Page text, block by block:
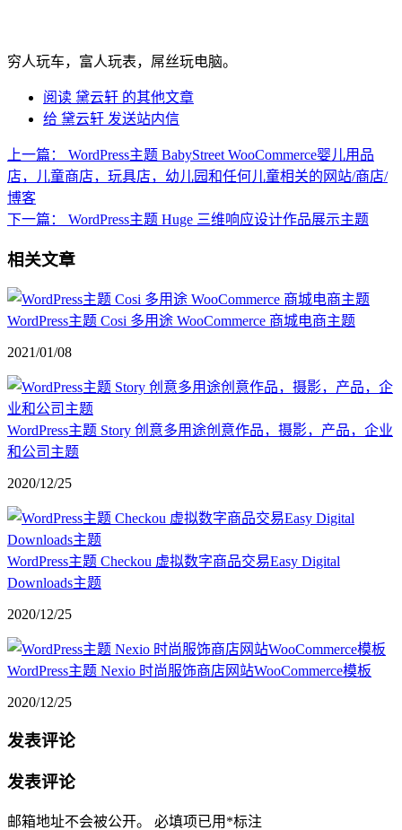
穷人玩车，富人玩表，屌丝玩电脑。
阅读 黛云轩 的其他文章
给 黛云轩 发送站内信
上一篇：
WordPress主题 BabyStreet WooCommerce婴儿用品
店，儿童商店，玩具店，幼儿园和任何儿童相关的网站/商店/
博客
下一篇：
WordPress主题 Huge 三维响应设计作品展示主题
相关文章
WordPress主题 Cosi 多用途 WooCommerce 商城电商主题
2021/01/08
WordPress主题 Story 创意多用途创意作品，摄影，产品，企业
和公司主题
2020/12/25
WordPress主题 Checkou 虚拟数字商品交易Easy Digital
Downloads主题
2020/12/25
WordPress主题 Nexio 时尚服饰商店网站WooCommerce模板
2020/12/25
发表评论
发表评论
邮箱地址不会被公开。 必填项已用 *标注